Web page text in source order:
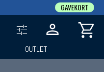
GAVEKORT
OUTLET